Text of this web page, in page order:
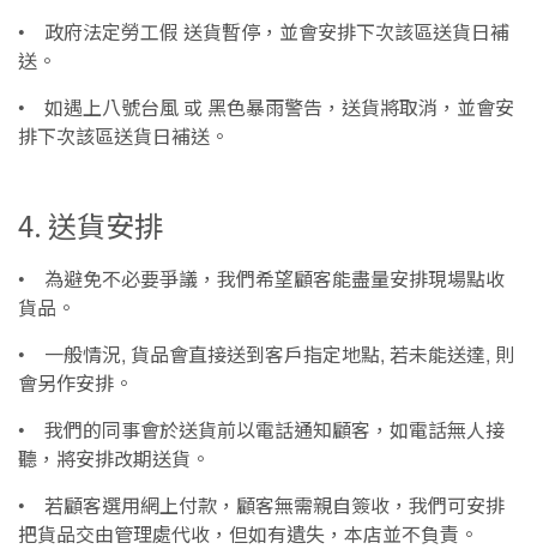
• 政府法定勞工假 送貨暫停，並會安排下次該區送貨日補
送。
• 如遇上八號台風 或 黑色暴雨警告，送貨將取消，並會安
排下次該區送貨日補送。
4. 送貨安排
• 為避免不必要爭議，我們希望顧客能盡量安排現場點收
貨品。
• 一般情況, 貨品會直接送到客戶指定地點, 若未能送達, 則
會另作安排。
• 我們的同事會於送貨前以電話通知顧客，如電話無人接
聽，將安排改期送貨。
• 若顧客選用網上付款，顧客無需親自簽收，我們可安排
把貨品交由管理處代收，但如有遺失，本店並不負責。